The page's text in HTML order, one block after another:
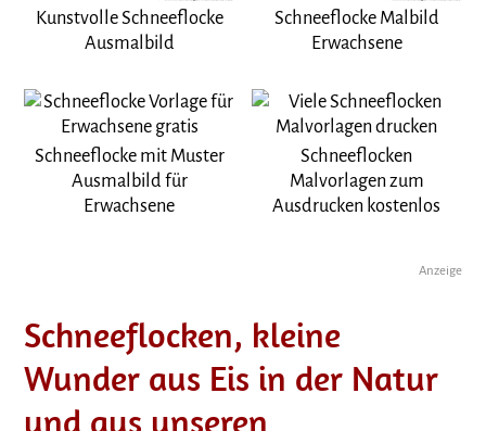
Kunstvolle Schneeflocke
Ausmalbild
Schneeflocke Malbild
Erwachsene
Schneeflocke mit Muster
Ausmalbild für
Erwachsene
Schneeflocken
Malvorlagen zum
Ausdrucken kostenlos
Anzeige
Schneeflocken, kleine
Wunder aus Eis in der Natur
und aus unseren